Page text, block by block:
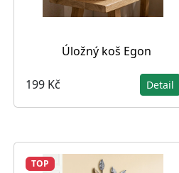
Úložný koš Egon
199 Kč Detail
TOP